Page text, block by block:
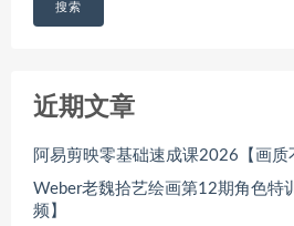
搜索
近期文章
阿易剪映零基础速成课2026【画质
Weber老魏拾艺绘画第12期角色特
频】